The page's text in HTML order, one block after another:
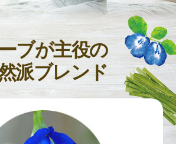
ブが主役の
派ブレンド